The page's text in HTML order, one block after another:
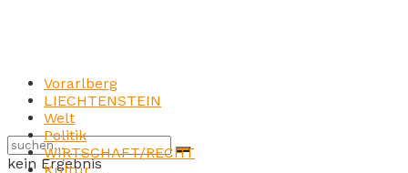
kein Ergebnis
Vorarlberg
LIECHTENSTEIN
Welt
Politik
WIRTSCHAFT/RECHT